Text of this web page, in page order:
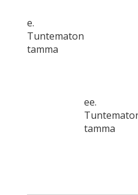
e.
Tuntematon
tamma
ee.
tamma